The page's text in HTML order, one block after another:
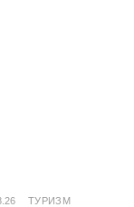
ТУРИЗМ